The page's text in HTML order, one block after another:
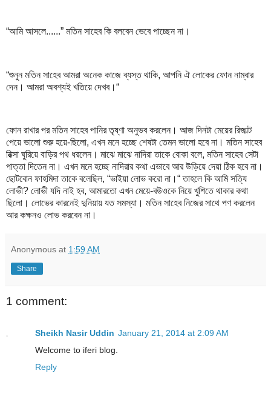
“আমি আসলে......” মতিন সাহেব কি বলবেন ভেবে পাচ্ছেন না।
“শুনুন মতিন সাহেব আমরা অনেক কাজে ব্যস্ত থাকি, আপনি ঐ লোকের ফোন নাম্বার
দেন। আমরা অবশ্যই খতিয়ে দেখব।“
ফোন রাখার পর মতিন সাহেব পানির তৃষ্ণা অনুভব করলেন। আজ দিনটা মেয়ের রিজাল্ট
পেয়ে ভালো শুরু হয়ে-ছিলো, এখন মনে হচ্ছে শেষটা তেমন ভালো হবে না। মতিন সাহেব
রিক্সা ঘুরিয়ে বাড়ির পথ ধরলেন। মাঝে মাঝে নাদিরা তাকে বোকা বলে, মতিন সাহেব সেটা
পাত্তা দিতেন না। এখন মনে হচ্ছে নাদিরার কথা এভাবে আর উড়িয়ে দেয়া ঠিক হবে না।
ছোটবোন ফাহমিদা তাকে বলেছিল, “ভাইয়া লোভ করো না।“ তাহলে কি আমি সত্যি
লোভী? লোভী যদি নাই হব, আমারতো এখন মেয়ে-বউওকে নিয়ে খুশিতে থাকার কথা
ছিলো। লোভের কারনেই দুনিয়ায় যত সমস্যা। মতিন সাহেব নিজের সাথে পণ করলেন
আর কক্ষনও লোভ করবেন না।
Anonymous at 1:59 AM
Share
1 comment:
Sheikh Nasir Uddin January 21, 2014 at 2:09 AM
Welcome to iferi blog.
Reply